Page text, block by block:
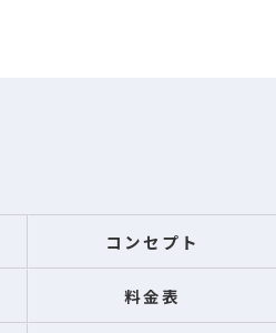
コンセプト
料金表